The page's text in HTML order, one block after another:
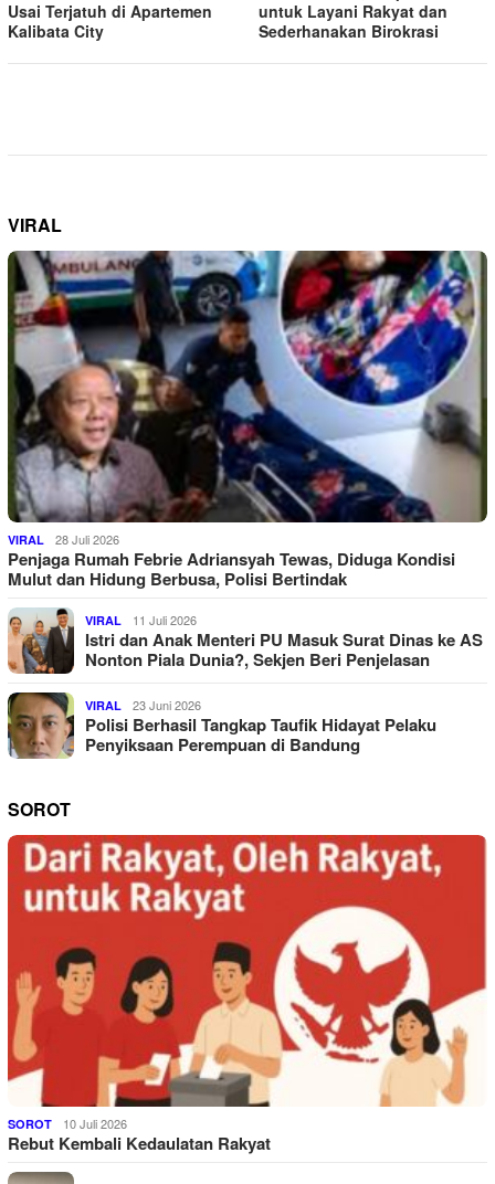
Usai Terjatuh di Apartemen
Kalibata City
untuk Layani Rakyat dan
Sederhanakan Birokrasi
VIRAL
VIRAL 28 Juli 2026
Penjaga Rumah Febrie Adriansyah Tewas, Diduga Kondisi
Mulut dan Hidung Berbusa, Polisi Bertindak
VIRAL 11 Juli 2026
Istri dan Anak Menteri PU Masuk Surat Dinas ke AS
Nonton Piala Dunia?, Sekjen Beri Penjelasan
VIRAL 23 Juni 2026
Polisi Berhasil Tangkap Taufik Hidayat Pelaku
Penyiksaan Perempuan di Bandung
SOROT
SOROT 10 Juli 2026
Rebut Kembali Kedaulatan Rakyat